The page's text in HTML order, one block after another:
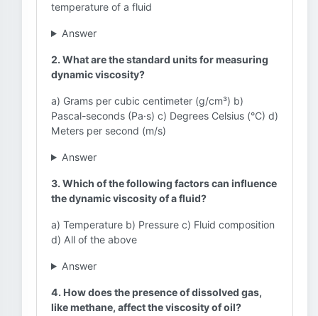
temperature of a fluid
Answer
2. What are the standard units for measuring
dynamic viscosity?
a) Grams per cubic centimeter (g/cm³) b)
Pascal-seconds (Pa·s) c) Degrees Celsius (°C) d)
Meters per second (m/s)
Answer
3. Which of the following factors can influence
the dynamic viscosity of a fluid?
a) Temperature b) Pressure c) Fluid composition
d) All of the above
Answer
4. How does the presence of dissolved gas,
like methane, affect the viscosity of oil?